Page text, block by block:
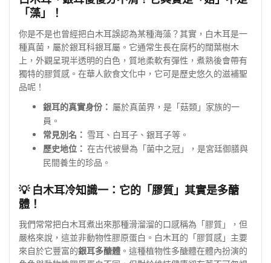
「藻」！
你是不是也曾經把白木耳誤認為某種海藻？其實，白木耳是一
種真菌，屬於銀耳科銀耳屬。它通常生長在腐朽的闊葉樹木
上，外觀呈現半透明的白色，質地柔軟有彈性，煮熟後會帶有
獨特的膠質感。在華人飲食文化中，它可是歷史悠久的滋補聖
品呢！
銀耳的真實身份： 屬於真菌界，是「菇類」家族的一
員。
常見別名： 雪耳、白耳子、銀耳子等。
歷史地位： 在古代被譽為「菌中之冠」，是宮廷御膳與
民間養生的珍品。
💡 白木耳冷知識一：它的「膠質」其實是多醣
體！
我們常常把白木耳煮出來那種滑溜溜的口感稱為「膠質」，但
嚴格來說，這並非動物性膠原蛋白。白木耳的「膠質感」主要
來自於它豐富的銀耳多醣體 。這種植物性多醣體在體內扮演的